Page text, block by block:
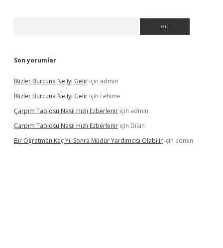
Son yorumlar
İKizler Burcuna Ne Iyi Gelir için admin
İKizler Burcuna Ne Iyi Gelir için Fehime
Çarpım Tablosu Nasıl Hızlı Ezberlenir için admin
Çarpım Tablosu Nasıl Hızlı Ezberlenir için Dilan
Bir Öğretmen Kaç Yıl Sonra Müdür Yardımcısı Olabilir için admin